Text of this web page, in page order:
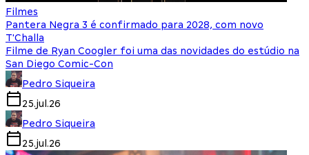
Filmes
Pantera Negra 3 é confirmado para 2028, com novo
T'Challa
Filme de Ryan Coogler foi uma das novidades do estúdio na
San Diego Comic-Con
Pedro Siqueira
25.jul.26
Pedro Siqueira
25.jul.26